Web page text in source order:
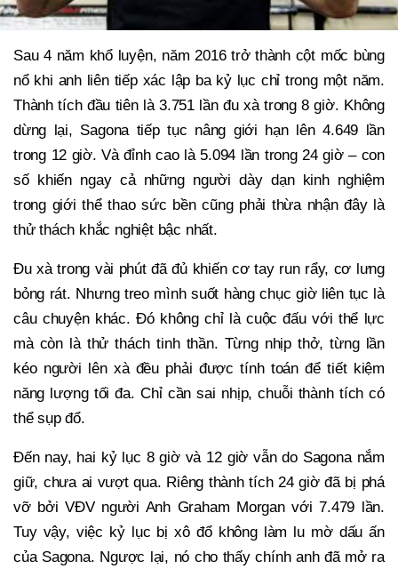
Sau 4 năm khổ luyện, năm 2016 trở thành cột mốc bùng
nổ khi anh liên tiếp xác lập ba kỷ lục chỉ trong một năm.
Thành tích đầu tiên là 3.751 lần đu xà trong 8 giờ. Không
dừng lại, Sagona tiếp tục nâng giới hạn lên 4.649 lần
trong 12 giờ. Và đỉnh cao là 5.094 lần trong 24 giờ – con
số khiến ngay cả những người dày dạn kinh nghiệm
trong giới thể thao sức bền cũng phải thừa nhận đây là
thử thách khắc nghiệt bậc nhất.
Đu xà trong vài phút đã đủ khiến cơ tay run rẩy, cơ lưng
bỏng rát. Nhưng treo mình suốt hàng chục giờ liên tục là
câu chuyện khác. Đó không chỉ là cuộc đấu với thể lực
mà còn là thử thách tinh thần. Từng nhịp thở, từng lần
kéo người lên xà đều phải được tính toán để tiết kiệm
năng lượng tối đa. Chỉ cần sai nhịp, chuỗi thành tích có
thể sụp đổ.
Đến nay, hai kỷ lục 8 giờ và 12 giờ vẫn do Sagona nắm
giữ, chưa ai vượt qua. Riêng thành tích 24 giờ đã bị phá
vỡ bởi VĐV người Anh Graham Morgan với 7.479 lần.
Tuy vậy, việc kỷ lục bị xô đổ không làm lu mờ dấu ấn
của Sagona. Ngược lại, nó cho thấy chính anh đã mở ra